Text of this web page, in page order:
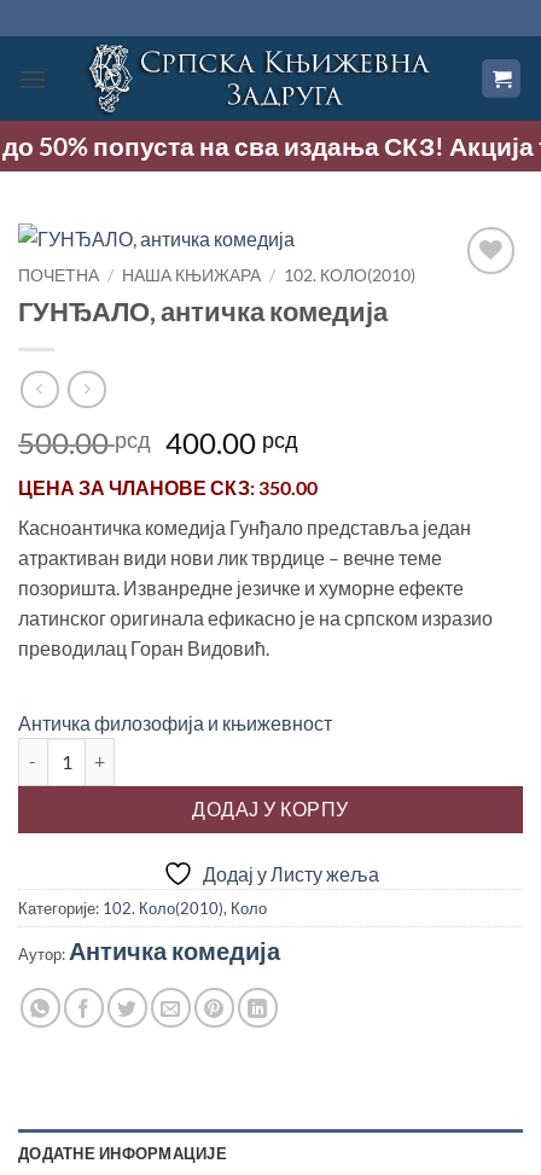
на
садржај
50% попуста на сва издања СКЗ! Акција
ПОЧЕТНА / НАША КЊИЖАРА / 102. КОЛО(2010)
ГУНЂАЛО, античка комедија
500.00рсд
Оригинална
је
била:
500.00 рсд.
400.00 рсдТренутна
је:
400.00 рсд.
ЦЕНА ЗА ЧЛАНОВЕ СКЗ: 350.00
Касноантичка комедија Гунђало представља један
атрактиван види нови лик тврдице – вечне теме
позоришта. Изванредне језичке и хуморне ефекте
латинског оригинала ефикасно је на српском изразио
преводилац Горан Видовић.
Античка филозофија и књижевност
ДОДАЈ У КОРПУ
Додај у Листу жеља
Категорије: 102. Коло(2010), Коло
Аутор: Античка комедија
ДОДАТНЕ ИНФОРМАЦИЈЕ